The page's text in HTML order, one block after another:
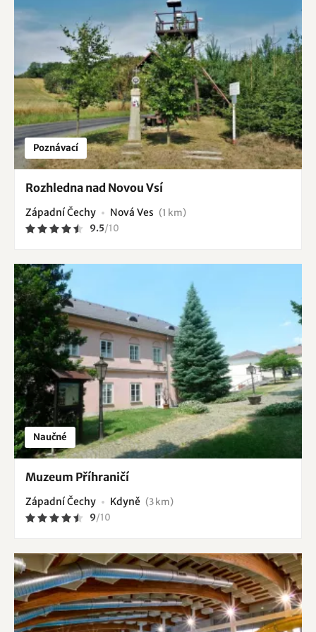
Poznávací
Rozhledna nad Novou Vsí
Západní Čechy Nová Ves (1 km)
9.5/10
Naučné
Muzeum Příhraničí
Západní Čechy Kdyně (3 km)
9/10